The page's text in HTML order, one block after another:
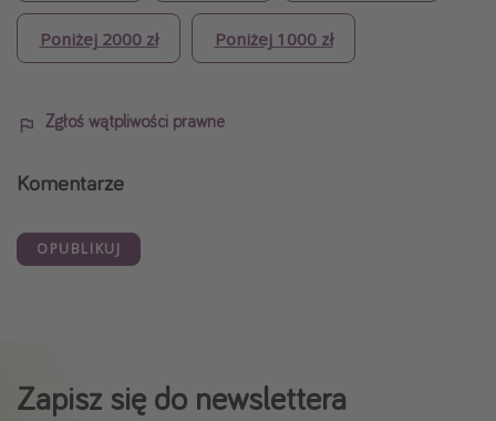
Poniżej 2000 zł Poniżej 1000 zł
Zgłoś wątpliwości prawne
Komentarze
OPUBLIKUJ
Zapisz się do newslettera